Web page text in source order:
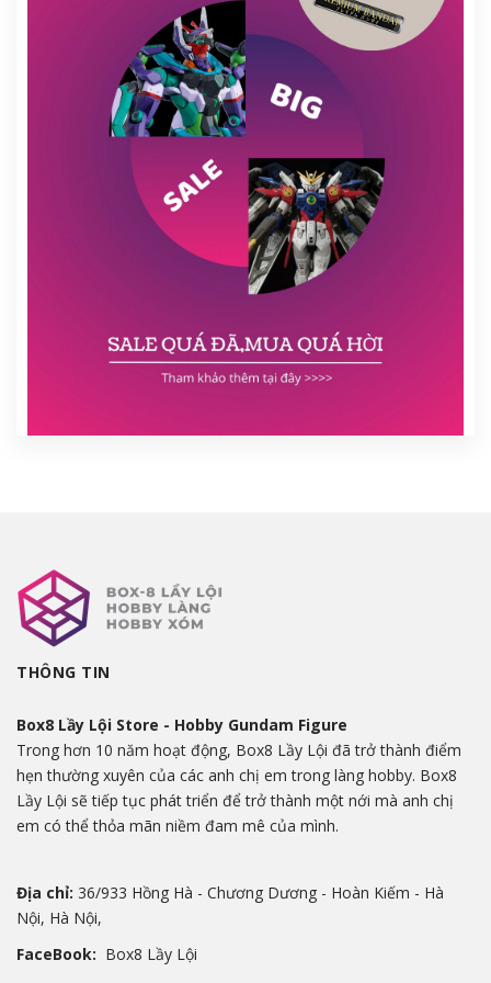
THÔNG TIN
Box8 Lầy Lội Store - Hobby Gundam Figure
Trong hơn 10 năm hoạt động, Box8 Lầy Lội đã trở thành điểm
hẹn thường xuyên của các anh chị em trong làng hobby. Box8
Lầy Lội sẽ tiếp tục phát triển để trở thành một nới mà anh chị
em có thể thỏa mãn niềm đam mê của mình.
Địa chỉ: 36/933 Hồng Hà - Chương Dương - Hoàn Kiếm - Hà
Nội, Hà Nội,
FaceBook: Box8 Lầy Lội